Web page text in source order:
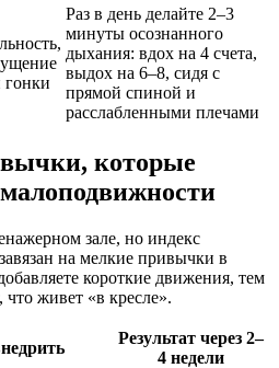
гонки
Раз в день делайте 2–3
минуты осознанного
дыхания: вдох на 4 счета,
выдох на 6–8, сидя с
прямой спиной и
расслабленными плечами
которые
зале, но индекс
на мелкие привычки в
короткие движения, тем
живет «в кресле».
Результат через 2–
4 недели